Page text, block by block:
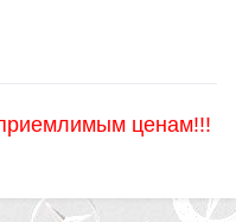
ценам!!!